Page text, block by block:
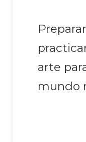
arte
mundo